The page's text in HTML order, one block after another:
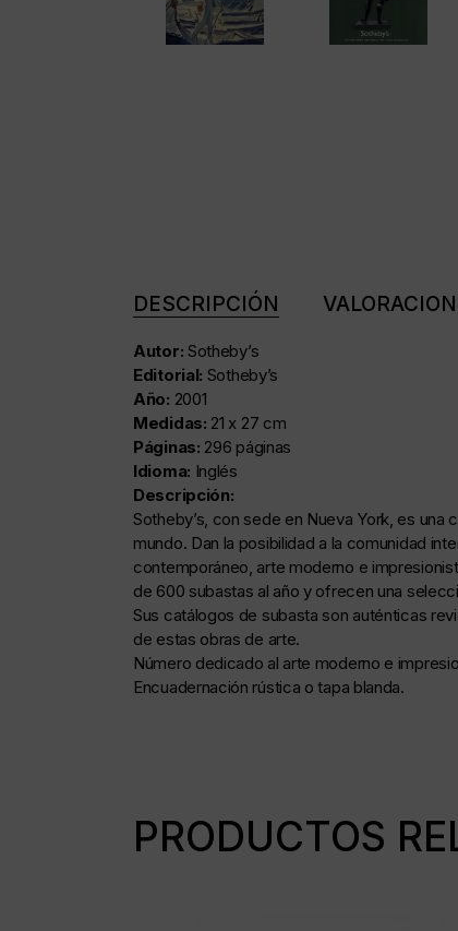
DESCRIPCIÓN
Autor: Sotheby’s
Editorial: Sotheby’s
Año: 2001
Medidas: 21 x 27 cm
Páginas: 296 páginas
Idioma: Inglés
Descripción:
Sotheby’s, con sede en Nueva York, es
mundo. Dan la posibilidad a la comunidad
contemporáneo, arte moderno e
de 600 subastas al año y ofrecen una
Sus catálogos de subasta son auténticas
de estas obras de arte.
Número dedicado al arte moderno e
Encuadernación rústica o tapa blanda.
PRODUCTOS